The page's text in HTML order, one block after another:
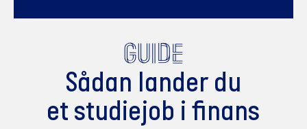
Guide
Sådan lander du
et studiejob i finans